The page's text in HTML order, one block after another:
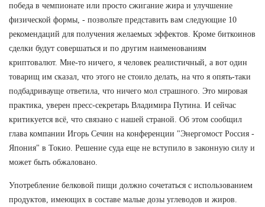
победа в чемпионате или просто сжигание жира и улучшение
физической формы, - позвольте представить вам следующие 10
рекомендаций для получения желаемых эффектов. Кроме биткоинов
сделки будут совершаться и по другим наименованиям
криптовалют. Мне-то ничего, я человек реалистичный, а вот один
товарищ им сказал, что этого не стоило делать, на что я опять-таки
подбадривауще ответила, что ничего мол страшного. Это мировая
практика, уверен пресс-секретарь Владимира Путина. И сейчас
критикуется всё, что связано с нашей страной. Об этом сообщил
глава компании Игорь Сечин на конференции "Энергомост Россия -
Япония" в Токио. Решение суда еще не вступило в законную силу и
может быть обжаловано.
Употребление белковой пищи должно сочетаться с использованием
продуктов, имеющих в составе малые дозы углеводов и жиров.